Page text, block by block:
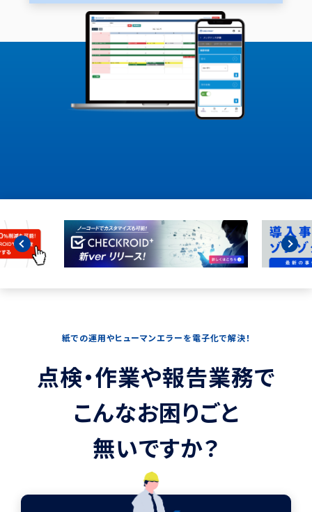
紙での運用やヒューマンエラーを電子化で解決！
点検・作業や報告業務で
こんなお困りごと
無いですか？